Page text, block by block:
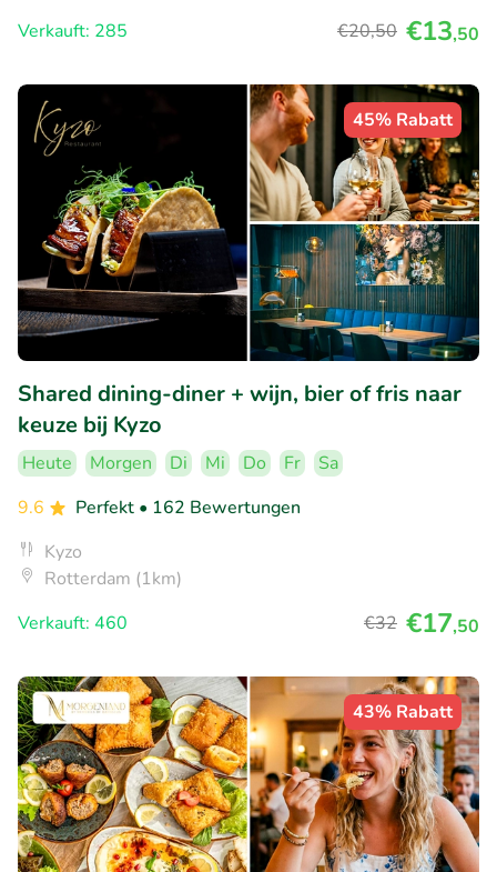
Verkauft: 285
€20,50 €13,50
45% Rabatt
Shared dining-diner + wijn, bier of fris naar
keuze bij Kyzo
Heute Morgen Di Mi Do Fr
Sa
9.6
Perfekt • 162 Bewertungen
Kyzo
Rotterdam (1km)
Verkauft: 460
€32 €17,50
43% Rabatt